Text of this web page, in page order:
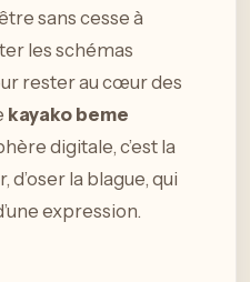
sans cesse à
les schémas
rester au cœur des
kayako beme
digitale, c’est la
la blague, qui
expression.